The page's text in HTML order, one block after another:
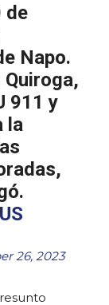
de
Napo.
Quiroga,
911 y
la
26, 2023